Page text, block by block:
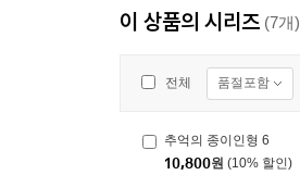
이 상품의 시리즈 (7개)
전체 품절포함
추억의 종이인형 6
10,800원 (10% 할인)